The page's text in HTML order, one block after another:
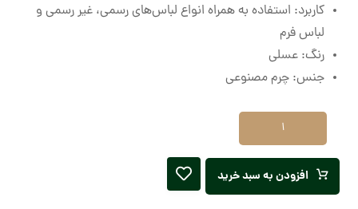
کاربرد: استفاده به همراه انواع لباس‌های رسمی، غیر رسمی و
لباس فرم
رنگ: عسلی
جنس: چرم مصنوعی
افزودن به سبد خرید